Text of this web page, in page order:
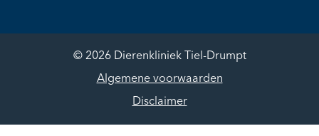
© 2026 Dierenkliniek Tiel-Drumpt
Algemene voorwaarden
Disclaimer